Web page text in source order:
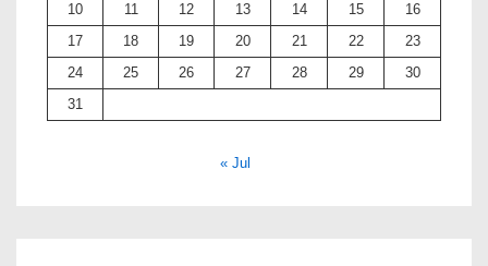
10
11 12 13 14 15
16
17
18 19 20 21 22
23
24
25 26 27 28 29
30
31
« Jul